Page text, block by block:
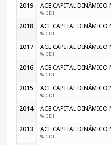
2019 ACE CAPITAL DINÂMICO
% CDI
2018 ACE CAPITAL DINÂMICO
% CDI
2017 ACE CAPITAL DINÂMICO
% CDI
2016 ACE CAPITAL DINÂMICO
% CDI
2015 ACE CAPITAL DINÂMICO
% CDI
2014 ACE CAPITAL DINÂMICO
% CDI
2013 ACE CAPITAL DINÂMICO
% CDI